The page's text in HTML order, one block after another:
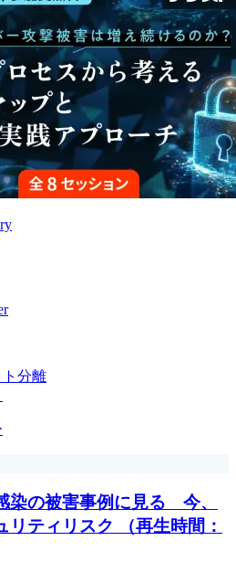
分離
染の被害事例に見る 今、
リティリスク （再生時間：